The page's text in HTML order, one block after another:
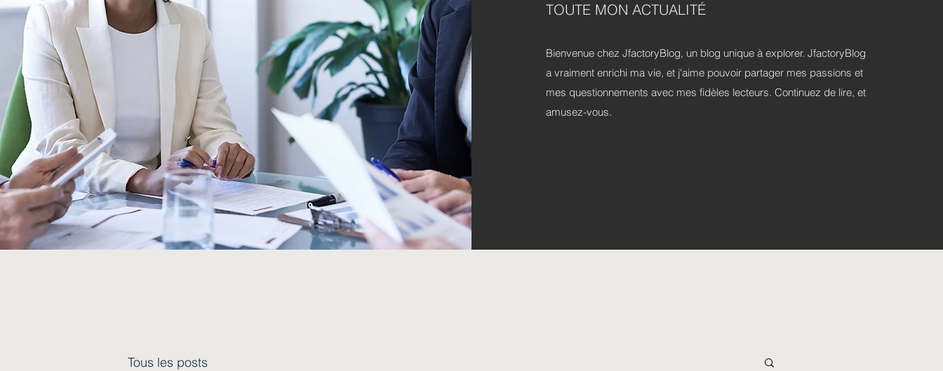
TOUTE MON ACTUALITÉ
Bienvenue chez JfactoryBlog, un blog unique à explorer. JfactoryBlog
a vraiment enrichi ma vie, et j'aime pouvoir partager mes passions et
mes questionnements avec mes fidèles lecteurs. Continuez de lire, et
amusez-vous.
Tous les posts